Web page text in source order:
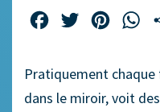
FacebookTwitter
Pratiquement chaque
dans le miroir, voit